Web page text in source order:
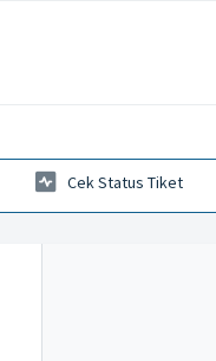
Cek Status Tiket